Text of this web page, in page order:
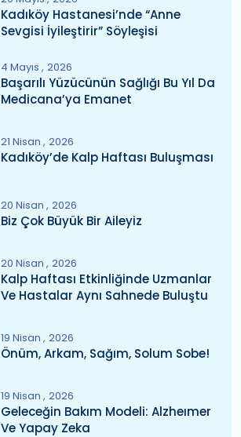
Kadıköy Hastanesi’nde “Anne
Sevgisi İyileştirir” Söyleşisi
4 Mayıs 2026
Başarılı Yüzücünün Sağlığı Bu Yıl Da
Medicana’ya Emanet
21 Nisan 2026
Kadıköy’de Kalp Haftası Buluşması
20 Nisan 2026
Biz Çok Büyük Bir Aileyiz
20 Nisan 2026
Kalp Haftası Etkinliğinde Uzmanlar
Ve Hastalar Aynı Sahnede Buluştu
19 Nisan 2026
Önüm, Arkam, Sağım, Solum Sobe!
19 Nisan 2026
Geleceğin Bakım Modeli: Alzheımer
Ve Yapay Zeka